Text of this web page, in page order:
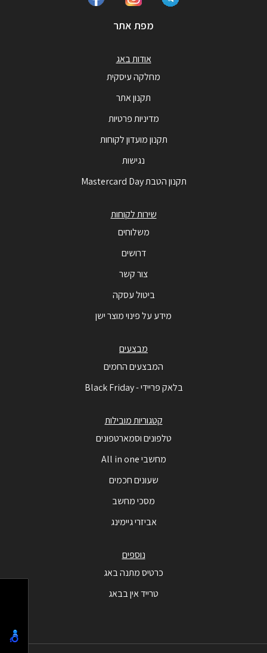
מפת אתר
אודות באג
מחלקה עיסקית
תקנון אתר
מדיניות פרטיות
תקנון מועדון לקוחות
נגישות
תקנון הטבת Mastercard Day
שירות לקוחות
משלוחים
דרושים
צור קשר
ביטול עסקה
מידע על פינוי מוצר ישן
מבצעים
המבצעים החמים
בלאק פריידי - Black Friday
קטגוריות מובילות
טלפונים וסמארטפונים
מחשבי All in one
שעונים חכמים
מסכי מחשב
אביזרי גיימינג
נוספים
כרטיס מתנה באג
טרייד אין בבאג